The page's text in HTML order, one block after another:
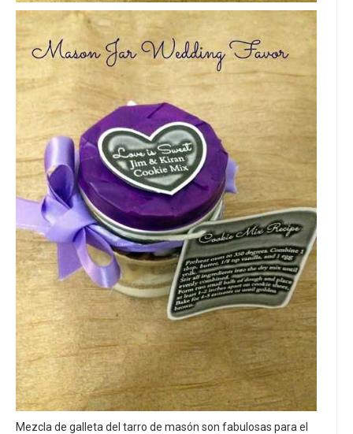
Mezcla de galleta del tarro de masón son fabulosas para el